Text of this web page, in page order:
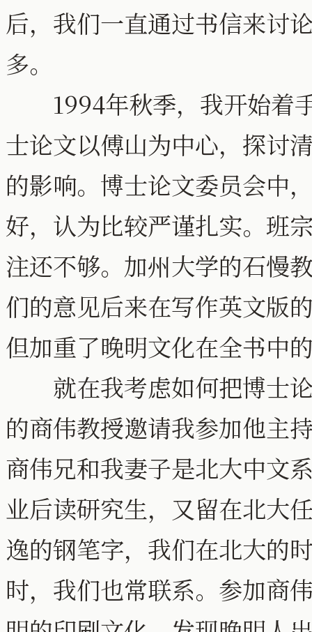
后，我们一直通过书信来讨
多。
1994年秋季，我开始着
士论文以傅山为中心，探讨
的影响。博士论文委员会中
好，认为比较严谨扎实。班
注还不够。加州大学的石慢
们的意见后来在写作英文版
但加重了晚明文化在全书中
就在我考虑如何把博士论
的商伟教授邀请我参加他主
商伟兄和我妻子是北大中文
业后读研究生，又留在北大
逸的钢笔字，我们在北大的
时，我们也常联系。参加商